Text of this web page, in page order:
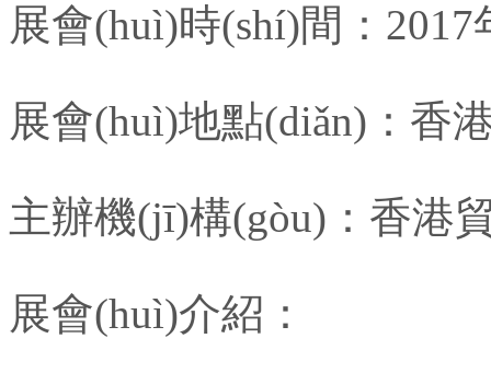
展會(huì)時(shí)間： 2017
展會(huì)地點(diǎn)： 香
主辦機(jī)構(gòu)： 香港
展會(huì)介紹：